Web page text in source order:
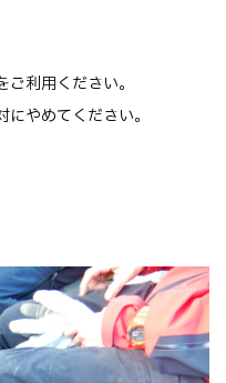
利用ください。
やめてください。